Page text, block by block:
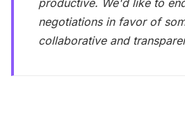
productive. We'd like to
negotiations in favor of
collaborative and